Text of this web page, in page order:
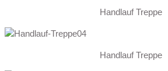
Handlauf Treppe
Handlauf Treppe